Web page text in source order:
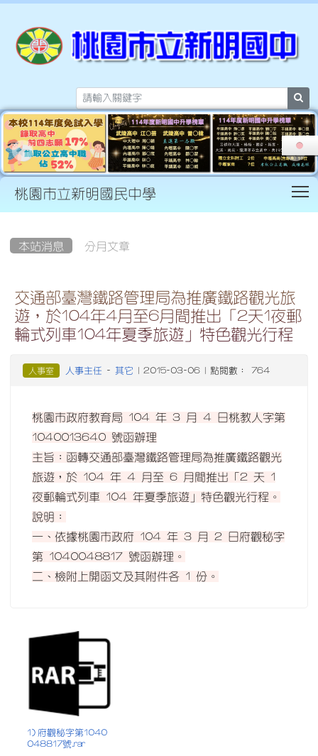
桃園市立新明國民中學
本站消息 分月文章
交通部臺灣鐵路管理局為推廣鐵路觀光旅
遊，於104年4月至6月間推出「2天1夜郵
輪式列車104年夏季旅遊」特色觀光行程
人事室 人事主任 - 其它 | 2015-03-06 | 點閱數： 764
桃園市政府教育局 104 年 3 月 4 日桃教人字第
1040013640 號函辦理
主旨：函轉交通部臺灣鐵路管理局為推廣鐵路觀光
旅遊，於 104 年 4 月至 6 月間推出「2 天 1
夜郵輪式列車 104 年夏季旅遊」特色觀光行程。
說明：
一、依據桃園市政府 104 年 3 月 2 日府觀秘字
第 1040048817 號函辦理。
二、檢附上開函文及其附件各 1 份。
1) 府觀秘字第1040
048817號.rar